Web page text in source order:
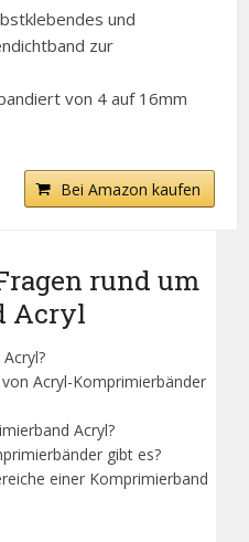
und
zur
von 4 auf 16mm
Bei Amazon kaufen
rund um
Acryl
Acryl-Komprimierbänder
Acryl?
gibt es?
einer Komprimierband